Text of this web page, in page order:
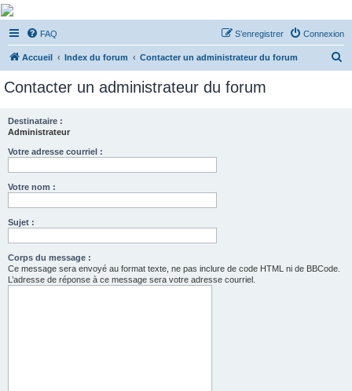
De Musicae Militari -
Forums
Forums de discussions
FAQ Connexion
S’enregistrer
Accueil Index du forum Contacter un administrateur du forum
Contacter un administrateur du forum
Destinataire :
Administrateur
Votre adresse courriel :
Votre nom :
Sujet :
Corps du message :
Ce message sera envoyé au format texte, ne pas inclure de code HTML ni de BBCode.
L’adresse de réponse à ce message sera votre adresse courriel.